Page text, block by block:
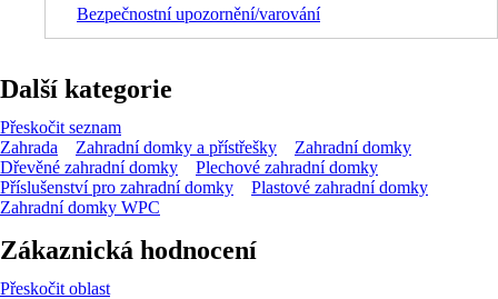
Bezpečnostní upozornění/varování
Další kategorie
Přeskočit seznam
Zahrada
Zahradní domky a přístřešky
Zahradní domky
Dřevěné zahradní domky
Plechové zahradní domky
Příslušenství pro zahradní domky
Plastové zahradní domky
Zahradní domky WPC
Zákaznická hodnocení
Přeskočit oblast